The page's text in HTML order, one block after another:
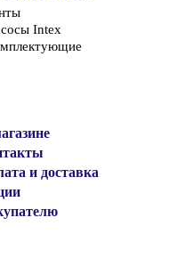
Intex
и доставка